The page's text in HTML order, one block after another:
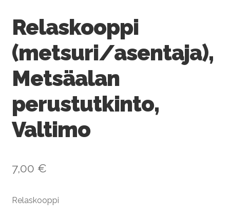
Relaskooppi
(metsuri/asentaja),
Metsäalan
perustutkinto,
Valtimo
7,00 €
Relaskooppi